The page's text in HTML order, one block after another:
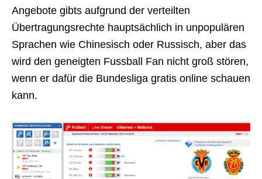
Angebote gibts aufgrund der verteilten
Übertragungsrechte hauptsächlich in unpopulären
Sprachen wie Chinesisch oder Russisch, aber das
wird den geneigten Fussball Fan nicht groß stören,
wenn er dafür die Bundesliga gratis online schauen
kann.